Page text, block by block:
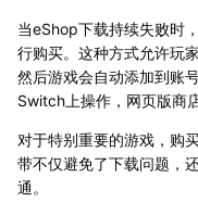
当eShop下载持续失败时
行购买。这种方式允许玩
然后游戏会自动添加到账
Switch上操作，网页版商
对于特别重要的游戏，购
带不仅避免了下载问题，
通。